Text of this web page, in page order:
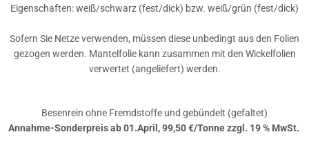
Eigenschaften: weiß/schwarz (fest/dick) bzw. weiß/grün (fest/dick)
Sofern Sie Netze verwenden, müssen diese unbedingt aus den Folien
gezogen werden. Mantelfolie kann zusammen mit den Wickelfolien
verwertet (angeliefert) werden.
Besenrein ohne Fremdstoffe und gebündelt (gefaltet)
Annahme-Sonderpreis ab 01.April, 99,50 €/Tonne zzgl. 19 % MwSt.